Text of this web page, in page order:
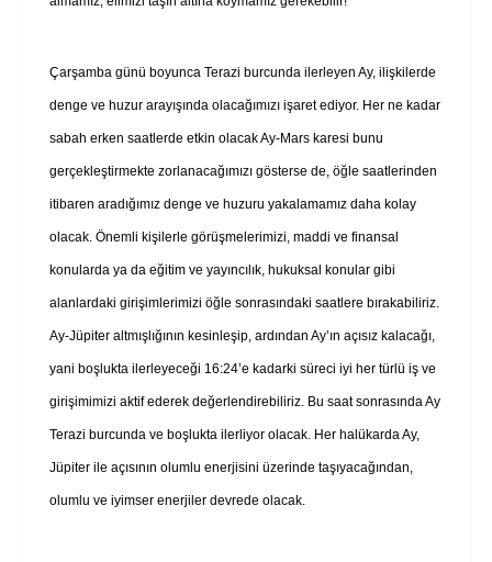
Çarşamba günü boyunca Terazi burcunda ilerleyen Ay, ilişkilerde
denge ve huzur arayışında olacağımızı işaret ediyor. Her ne kadar
sabah erken saatlerde etkin olacak Ay-Mars karesi bunu
gerçekleştirmekte zorlanacağımızı gösterse de, öğle saatlerinden
itibaren aradığımız denge ve huzuru yakalamamız daha kolay
olacak. Önemli kişilerle görüşmelerimizi, maddi ve finansal
konularda ya da eğitim ve yayıncılık, hukuksal konular gibi
alanlardaki girişimlerimizi öğle sonrasındaki saatlere bırakabiliriz.
Ay-Jüpiter altmışlığının kesinleşip, ardından Ay’ın açısız kalacağı,
yani boşlukta ilerleyeceği 16:24’e kadarki süreci iyi her türlü iş ve
girişimimizi aktif ederek değerlendirebiliriz. Bu saat sonrasında Ay
Terazi burcunda ve boşlukta ilerliyor olacak. Her halükarda Ay,
Jüpiter ile açısının olumlu enerjisini üzerinde taşıyacağından,
olumlu ve iyimser enerjiler devrede olacak.